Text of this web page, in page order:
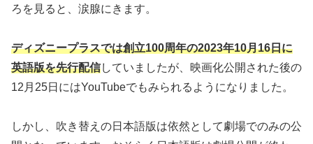
ろを見ると、涙腺にきます。
ディズニープラスでは創立100周年の2023年10月16日に
英語版を先行配信していましたが、映画化公開された後の
12月25日にはYouTubeでもみられるようになりました。
しかし、吹き替えの日本語版は依然として劇場でのみの公